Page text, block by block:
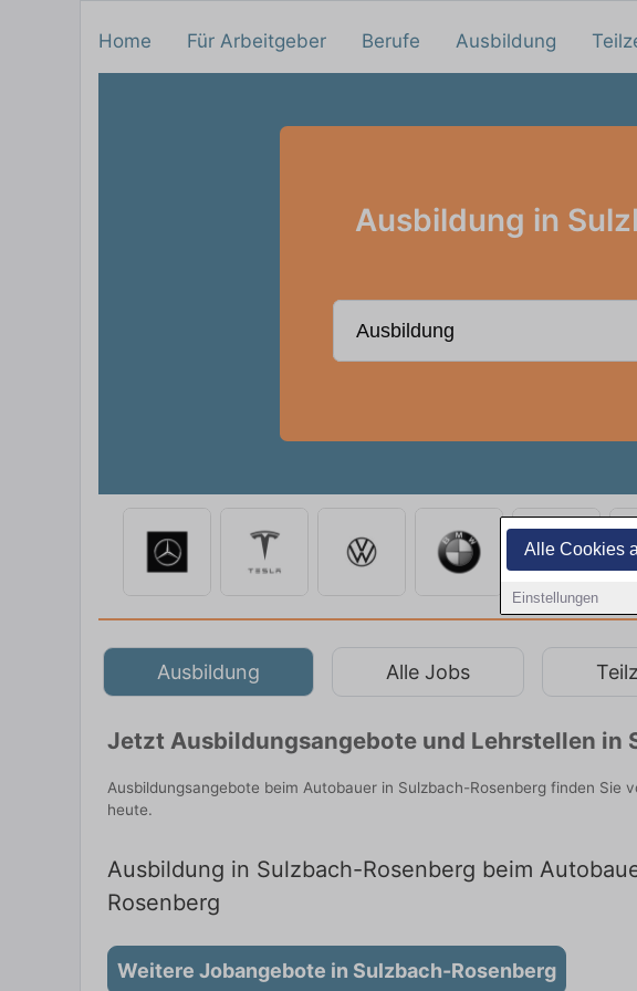
Alle Cookies
Einstellungen
Home Für Arbeitgeber Berufe Ausbildung
Ausbildung in
Ausbildung Alle Jobs
Jetzt Ausbildungsangebote und Lehrstellen in
Ausbildungsangebote beim Autobauer in Sulzbach-Rosenberg finden
heute.
Ausbildung in Sulzbach-Rosenberg beim
Rosenberg
Weitere Jobangebote in Sulzbach-Rosenberg